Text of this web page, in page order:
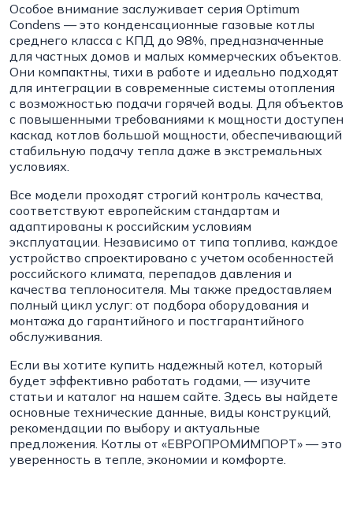
Особое внимание заслуживает серия Optimum
Condens — это конденсационные газовые котлы
среднего класса с КПД до 98%, предназначенные
для частных домов и малых коммерческих объектов.
Они компактны, тихи в работе и идеально подходят
для интеграции в современные системы отопления
с возможностью подачи горячей воды. Для объектов
с повышенными требованиями к мощности доступен
каскад котлов большой мощности, обеспечивающий
стабильную подачу тепла даже в экстремальных
условиях.
Все модели проходят строгий контроль качества,
соответствуют европейским стандартам и
адаптированы к российским условиям
эксплуатации. Независимо от типа топлива, каждое
устройство спроектировано с учетом особенностей
российского климата, перепадов давления и
качества теплоносителя. Мы также предоставляем
полный цикл услуг: от подбора оборудования и
монтажа до гарантийного и постгарантийного
обслуживания.
Если вы хотите купить надежный котел, который
будет эффективно работать годами, — изучите
статьи и каталог на нашем сайте. Здесь вы найдете
основные технические данные, виды конструкций,
рекомендации по выбору и актуальные
предложения. Котлы от «ЕВРОПРОМИМПОРТ» — это
уверенность в тепле, экономии и комфорте.